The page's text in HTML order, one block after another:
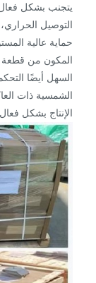
يتجنب بشكل
التوصيل
حماية عالية
المكون من قطعة
السهل أيضًا
الشمسية ذات
الإنتاج بشكل